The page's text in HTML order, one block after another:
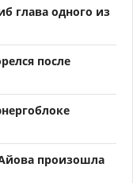
глава одного из
после
произошла